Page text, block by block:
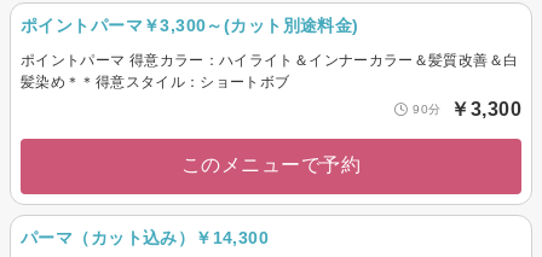
ポイントパーマ￥3,300～(カット別途料金)
ポイントパーマ 得意カラー：ハイライト＆インナーカラー＆髪質改善＆白
髪染め＊＊得意スタイル：ショートボブ
90分 ￥3,300
このメニューで予約
パーマ（カット込み）￥14,300